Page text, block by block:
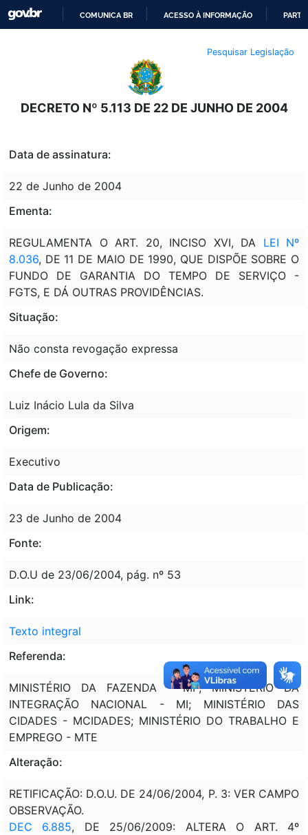
O
CONTEÚDO
COMUNICA BR ACESSO À INFORMAÇÃO
Pesquisar Legislação
DECRETO Nº 5.113 DE 22 DE JUNHO DE 2004
Data de assinatura:
22 de Junho de 2004
Ementa:
REGULAMENTA O ART. 20, INCISO XVI, DA LEI Nº
8.036, DE 11 DE MAIO DE 1990, QUE DISPÕE SOBRE O
FUNDO DE GARANTIA DO TEMPO DE SERVIÇO -
FGTS, E DÁ OUTRAS PROVIDÊNCIAS.
Situação:
Não consta revogação expressa
Chefe de Governo:
Luiz Inácio Lula da Silva
Origem:
Executivo
Data de Publicação:
23 de Junho de 2004
Fonte:
D.O.U de 23/06/2004, pág. nº 53
Link:
Texto integral
Referenda:
MINISTÉRIO DA FAZENDA - MF; MINISTÉRIO DA
INTEGRAÇÃO NACIONAL - MI; MINISTÉRIO DAS
CIDADES - MCIDADES; MINISTÉRIO DO TRABALHO E
EMPREGO - MTE
Alteração:
RETIFICAÇÃO: D.O.U. DE 24/06/2004, P. 3: VER CAMPO
OBSERVAÇÃO.
DEC 6.885, DE 25/06/2009: ALTERA O ART. 4º